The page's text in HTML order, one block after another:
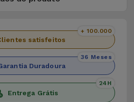
satisfeitos
+ 100.000
Duradoura
36 Meses
Entrega Grátis
24H